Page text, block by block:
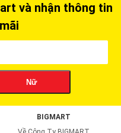
và nhận thông tin
Nữ
BIGMART